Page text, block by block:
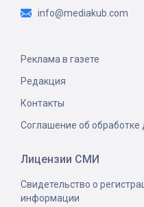
info@mediakub.com
Реклама в газете
Редакция
Контакты
Соглашение об обработке
Лицензии СМИ
Свидетельство о
информации